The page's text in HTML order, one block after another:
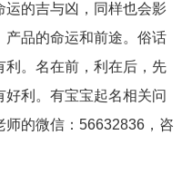
运的吉与凶，同样也会影
产品的命运和前途。俗话
利。名在前，利在后，先
利。有宝宝起名相关问
的微信：56632836，咨